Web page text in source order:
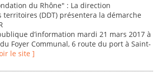
du Rhône" : La direction
(DDT) présentera la démarche
d’information mardi 21 mars 2017 à
Foyer Communal, 6 route du port à Saint-
le site ]